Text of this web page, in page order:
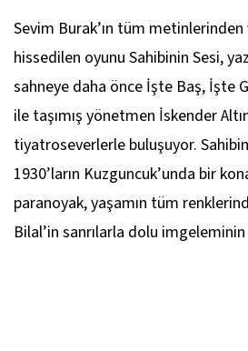
Sevim Burak’ın tüm
hissedilen oyunu Sahibinin Sesi,
sahneye daha önce İşte Baş, İşte
ile taşımış yönetmen İskender
tiyatroseverlerle buluşuyor.
1930’ların Kuzguncuk’unda bir
paranoyak, yaşamın tüm
Bilal’in sanrılarla dolu